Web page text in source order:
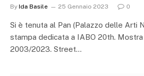
By Ida Basile 25 Gennaio 2023 0
Si è tenuta al Pan (Palazzo delle Arti
stampa dedicata a IABO 20th.
2003/2023. Street…